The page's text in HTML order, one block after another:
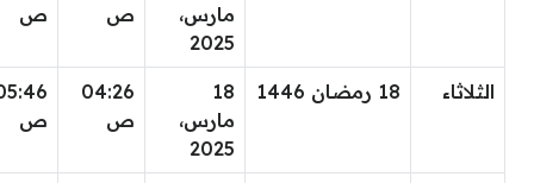
مارس،
2025
ص
ص
الثلاثاء 18 رمضان 1446
18
مارس،
2025
04:26
ص
ص